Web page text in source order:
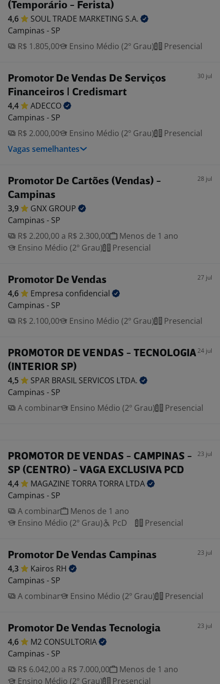
(Temporário - Ferista)
4,6 SOUL TRADE MARKETING S.A.
Campinas - SP
R$ 1.805,00
Ensino Médio (2º Grau) Presencial
Promotor De Vendas De Serviços
Financeiros | Credismart
30 jul
4,4
ADECCO
Campinas - SP
R$ 2.000,00
Ensino Médio (2º Grau)
Presencial
Vagas semelhantes
Promotor De Cartões (Vendas) -
Campinas
28 jul
3,9 GNX GROUP
Campinas - SP
R$ 2.200,00 a R$ 2.300,00
Menos de 1 ano
Ensino Médio (2º Grau)
Presencial
Promotor De Vendas 27 jul
4,6 Empresa confidencial
Campinas - SP
R$ 2.100,00
Ensino Médio (2º Grau) Presencial
PROMOTOR DE VENDAS - TECNOLOGIA
(INTERIOR SP)
24 jul
4,5 SPAR BRASIL SERVICOS LTDA.
Campinas - SP
A combinar
Ensino Médio (2º Grau) Presencial
PROMOTOR DE VENDAS - CAMPINAS -
SP (CENTRO) - VAGA EXCLUSIVA PCD
23 jul
4,4 MAGAZINE TORRA TORRA LTDA
Campinas - SP
A combinar
Menos de 1 ano
Ensino Médio (2º Grau)
PcD Presencial
Promotor De Vendas Campinas 23 jul
4,3 Kairos RH
Campinas - SP
A combinar
Ensino Médio (2º Grau) Presencial
Promotor De Vendas Tecnologia 23 jul
4,6 M2 CONSULTORIA
Campinas - SP
R$ 6.042,00 a R$ 7.000,00
Menos de 1 ano
Ensino Médio (2º Grau)
Presencial